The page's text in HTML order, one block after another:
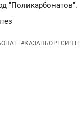
"Поликарбонатов".
#